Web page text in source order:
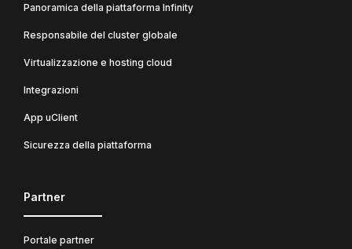
Panoramica della piattaforma Infinity
Responsabile del cluster globale
Virtualizzazione e hosting cloud
Integrazioni
App uClient
Sicurezza della piattaforma
Partner
Portale partner